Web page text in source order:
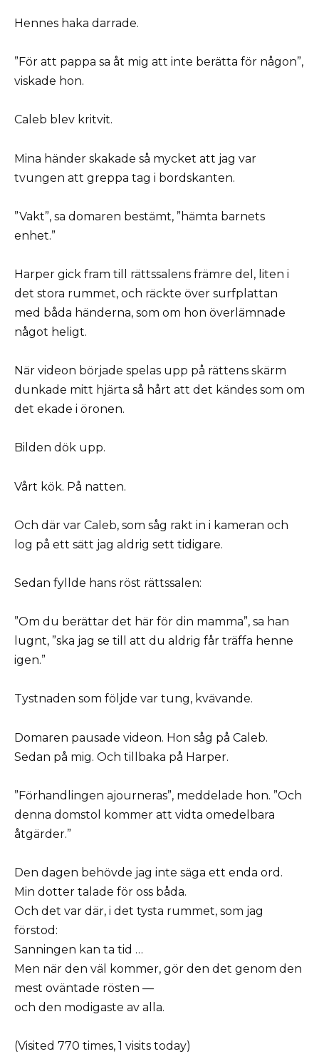
Hennes haka darrade.
”För att pappa sa åt mig att inte berätta för någon”,
viskade hon.
Caleb blev kritvit.
Mina händer skakade så mycket att jag var
tvungen att greppa tag i bordskanten.
”Vakt”, sa domaren bestämt, ”hämta barnets
enhet.”
Harper gick fram till rättssalens främre del, liten i
det stora rummet, och räckte över surfplattan
med båda händerna, som om hon överlämnade
något heligt.
När videon började spelas upp på rättens skärm
dunkade mitt hjärta så hårt att det kändes som om
det ekade i öronen.
Bilden dök upp.
Vårt kök. På natten.
Och där var Caleb, som såg rakt in i kameran och
log på ett sätt jag aldrig sett tidigare.
Sedan fyllde hans röst rättssalen:
”Om du berättar det här för din mamma”, sa han
lugnt, ”ska jag se till att du aldrig får träffa henne
igen.”
Tystnaden som följde var tung, kvävande.
Domaren pausade videon. Hon såg på Caleb.
Sedan på mig. Och tillbaka på Harper.
”Förhandlingen ajourneras”, meddelade hon. ”Och
denna domstol kommer att vidta omedelbara
åtgärder.”
Den dagen behövde jag inte säga ett enda ord.
Min dotter talade för oss båda.
Och det var där, i det tysta rummet, som jag
förstod:
Sanningen kan ta tid …
Men när den väl kommer, gör den det genom den
mest oväntade rösten —
och den modigaste av alla.
(Visited 770 times, 1 visits today)